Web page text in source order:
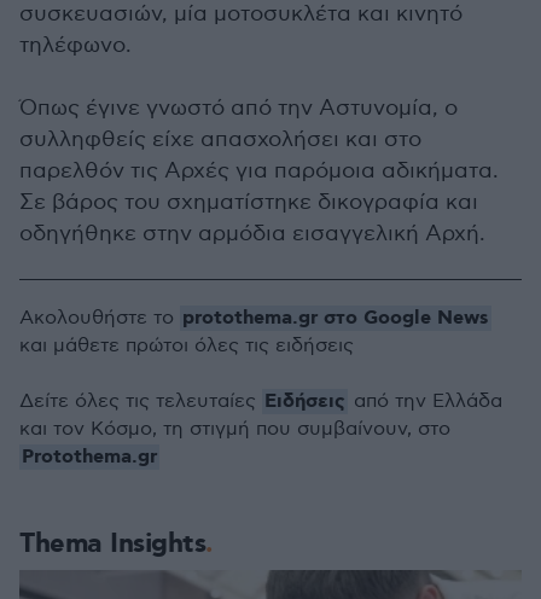
συσκευασιών, μία μοτοσυκλέτα και κινητό
τηλέφωνο.
Όπως έγινε γνωστό από την Αστυνομία, ο
συλληφθείς είχε απασχολήσει και στο
παρελθόν τις Αρχές για παρόμοια αδικήματα.
Σε βάρος του σχηματίστηκε δικογραφία και
οδηγήθηκε στην αρμόδια εισαγγελική Αρχή.
Thema Insights
Ακολουθήστε το protothema.gr στο Google News
και μάθετε πρώτοι όλες τις ειδήσεις
Δείτε όλες τις τελευταίες Ειδήσεις από την Ελλάδα
και τον Κόσμο, τη στιγμή που συμβαίνουν, στο
Protothema.gr